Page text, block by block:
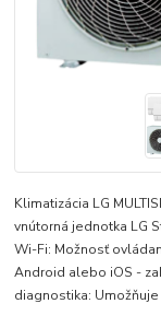
Klimatizácia LG
vnútorná jednotka LG
Wi-Fi: Možnosť
Android alebo iOS -
diagnostika: